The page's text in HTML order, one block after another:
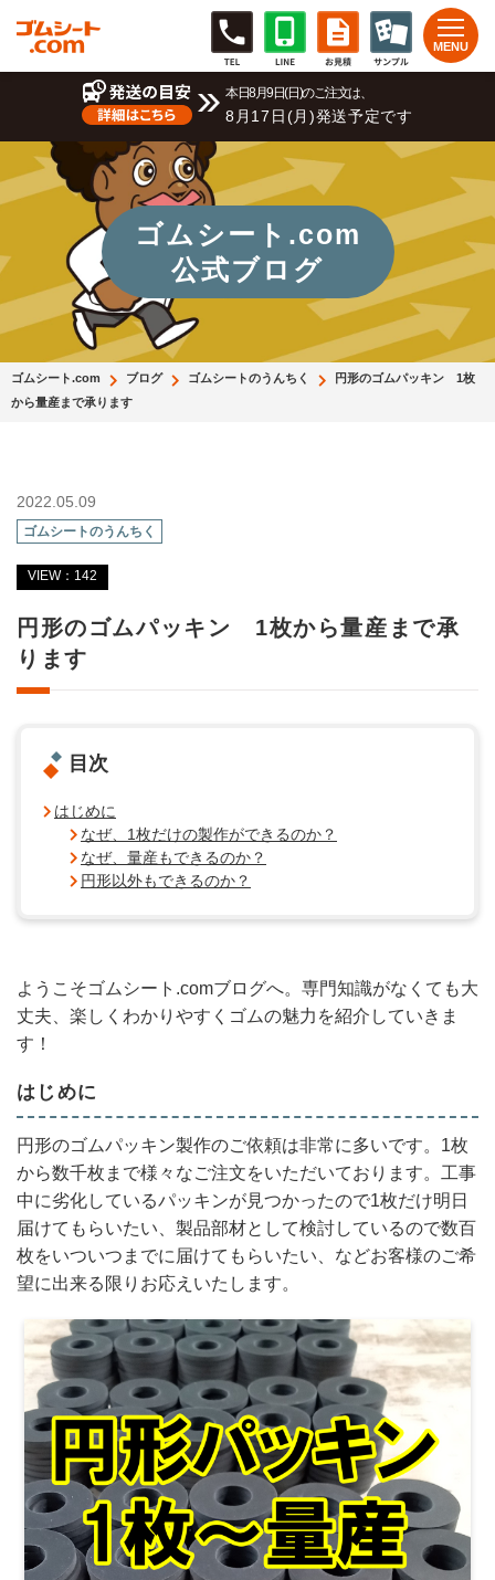
本日8月9日(日)のご注文は、
8月17日(月)発送予定です
ゴムシート.com
公式ブログ
ゴムシート.com ブログ ゴムシートのうんちく
円形のゴムパッキン 1枚
から量産まで承ります
2022.05.09
ゴムシートのうんちく
VIEW：142
円形のゴムパッキン 1枚から量産まで承
ります
目次
はじめに
なぜ、1枚だけの製作ができるのか？
なぜ、量産もできるのか？
円形以外もできるのか？
ようこそゴムシート.comブログへ。専門知識がなくても大
丈夫、楽しくわかりやすくゴムの魅力を紹介していきま
す！
はじめに
円形のゴムパッキン製作のご依頼は非常に多いです。1枚
から数千枚まで様々なご注文をいただいております。工事
中に劣化しているパッキンが見つかったので1枚だけ明日
届けてもらいたい、製品部材として検討しているので数百
枚をいついつまでに届けてもらいたい、などお客様のご希
望に出来る限りお応えいたします。